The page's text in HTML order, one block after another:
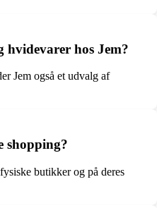
hvidevarer hos Jem?
Jem også et udvalg af
shopping?
butikker og på deres